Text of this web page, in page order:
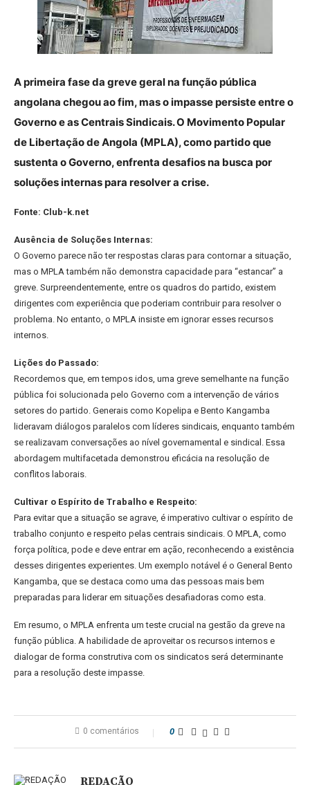
A primeira fase da greve geral na função pública
angolana chegou ao fim, mas o impasse persiste entre o
Governo e as Centrais Sindicais. O Movimento Popular
de Libertação de Angola (MPLA), como partido que
sustenta o Governo, enfrenta desafios na busca por
soluções internas para resolver a crise.
Fonte: Club-k.net
Ausência de Soluções Internas:
O Governo parece não ter respostas claras para contornar a situação,
mas o MPLA também não demonstra capacidade para “estancar” a
greve. Surpreendentemente, entre os quadros do partido, existem
dirigentes com experiência que poderiam contribuir para resolver o
problema. No entanto, o MPLA insiste em ignorar esses recursos
internos.
Lições do Passado:
Recordemos que, em tempos idos, uma greve semelhante na função
pública foi solucionada pelo Governo com a intervenção de vários
setores do partido. Generais como Kopelipa e Bento Kangamba
lideravam diálogos paralelos com líderes sindicais, enquanto também
se realizavam conversações ao nível governamental e sindical. Essa
abordagem multifacetada demonstrou eficácia na resolução de
conflitos laborais.
Cultivar o Espírito de Trabalho e Respeito:
Para evitar que a situação se agrave, é imperativo cultivar o espírito de
trabalho conjunto e respeito pelas centrais sindicais. O MPLA, como
força política, pode e deve entrar em ação, reconhecendo a existência
desses dirigentes experientes. Um exemplo notável é o General Bento
Kangamba, que se destaca como uma das pessoas mais bem
preparadas para liderar em situações desafiadoras como esta.
Em resumo, o MPLA enfrenta um teste crucial na gestão da greve na
função pública. A habilidade de aproveitar os recursos internos e
dialogar de forma construtiva com os sindicatos será determinante
para a resolução deste impasse.
0 comentários 0
REDAÇÃO